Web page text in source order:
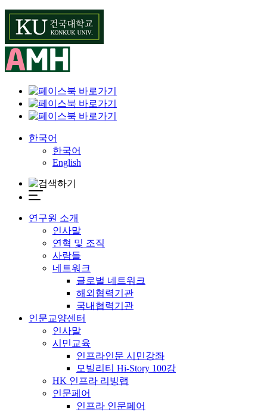
Skip
content
한국어
한국어
English
연구원 소개
인사말
연혁 및 조직
사람들
네트워크
글로벌 네트워크
해외협력기관
국내협력기관
인문교양센터
인사말
시민교육
인프라인문 시민강좌
모빌리티 Hi-Story 100강
HK 인프라 리빙랩
인문페어
인프라 인문페어